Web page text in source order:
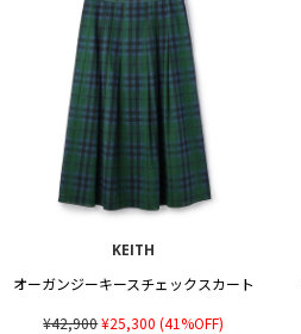
KEITH
オーガンジーキースチェックスカート
¥42,900¥25,300 (41%OFF)